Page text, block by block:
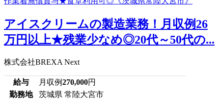
アイスクリームの製造業務！月収例26
万円以上★残業少なめ◎20代～50代の...
株式会社BREXA Next
給与 月収例270,000円
勤務地
茨城県 常陸大宮市